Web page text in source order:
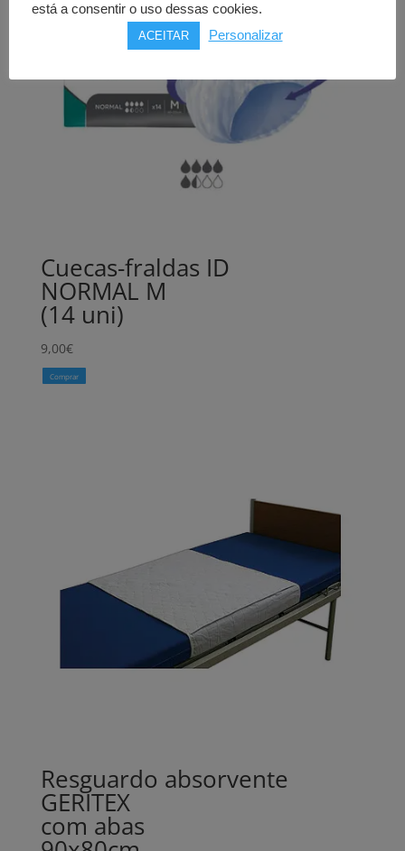
Cuecas-fraldas ID
NORMAL M
(14 uni)
9,00€
Comprar
Resguardo absorvente
GERITEX
com abas
está a consentir o uso dessas cookies.
ACEITAR Personalizar